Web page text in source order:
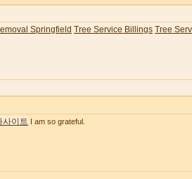
Springfield Tree Service Billings Tree
사이트 I am so grateful.